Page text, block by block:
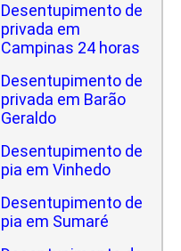
Desentupimento de
privada em
Campinas 24 horas
Desentupimento de
privada em Barão
Geraldo
Desentupimento de
pia em Vinhedo
Desentupimento de
pia em Sumaré